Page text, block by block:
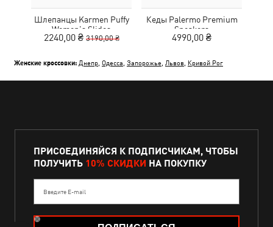
Шлепанцы Karmen Puffy
Women's Slides
2240,00 ₴ 3190,00 ₴
Кеды Palermo Premium
Sneakers
4990,00 ₴
Женские кроссовки: Днепр Одесса Запорожье Львов Кривой Рог
ПРИСОЕДИНЯЙСЯ К ПОДПИСЧИКАМ, ЧТОБЫ
ПОЛУЧИТЬ 10% СКИДКИ НА ПОКУПКУ
Введите E-mail